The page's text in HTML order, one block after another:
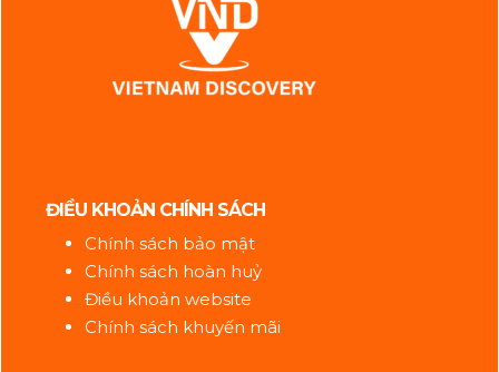
ĐIỀU KHOẢN CHÍNH SÁCH
Chính sách bảo mật
Chính sách hoàn huỷ
Điều khoản website
Chính sách khuyến mãi